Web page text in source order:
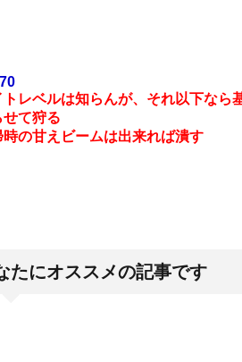
トレベルは知らんが、それ以下なら
せて狩る
時の甘えビームは出来れば潰す
たにオススメの記事です